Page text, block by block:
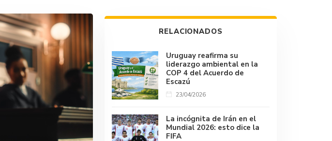
RELACIONADOS
Uruguay reafirma su
liderazgo ambiental en la
COP 4 del Acuerdo de
Escazú
23/04/2026
La incógnita de Irán en el
Mundial 2026: esto dice la
FIFA